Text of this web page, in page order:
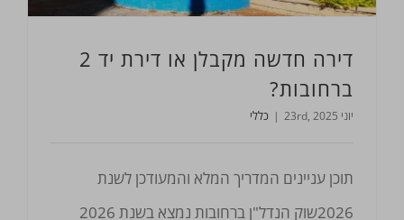
דירה חדשה מקבלן או דירת יד 2
ברחובות?
יוני 23rd, 2025 | כללי
תוכן עניינים המדריך המלא והמעודכן לשנת
2026שוק הנדל"ן ברחובות נמצא בשנת 2026